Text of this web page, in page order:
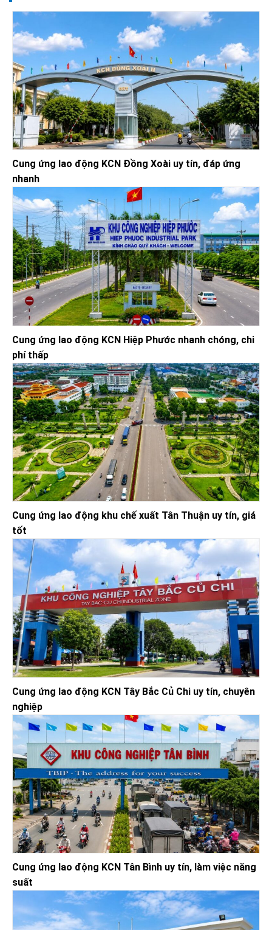
Cung ứng lao động KCN Đồng Xoài uy tín, đáp ứng
nhanh
Cung ứng lao động KCN Hiệp Phước nhanh chóng, chi
phí thấp
Cung ứng lao động khu chế xuất Tân Thuận uy tín, giá
tốt
Cung ứng lao động KCN Tây Bắc Củ Chi uy tín, chuyên
nghiệp
Cung ứng lao động KCN Tân Bình uy tín, làm việc năng
suất